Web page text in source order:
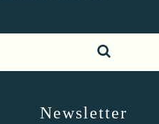
Newsletter